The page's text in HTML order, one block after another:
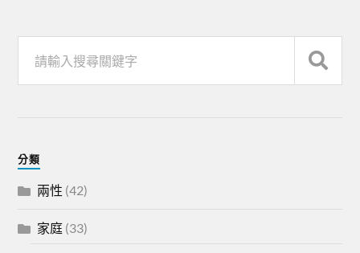
分類
兩性 (42)
家庭 (33)